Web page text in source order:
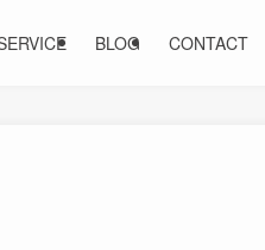
BLOG CONTACT